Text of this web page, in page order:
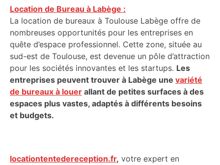
Location de Bureau à Labège :
La location de bureaux à Toulouse Labège offre de
nombreuses opportunités pour les entreprises en
quête d’espace professionnel. Cette zone, située au
sud-est de Toulouse, est devenue un pôle d’attraction
pour les sociétés innovantes et les startups. Les
entreprises peuvent trouver à Labège une variété
de bureaux à louer allant de petites surfaces à des
espaces plus vastes, adaptés à différents besoins
et budgets.
locationtentedereception.fr, votre expert en